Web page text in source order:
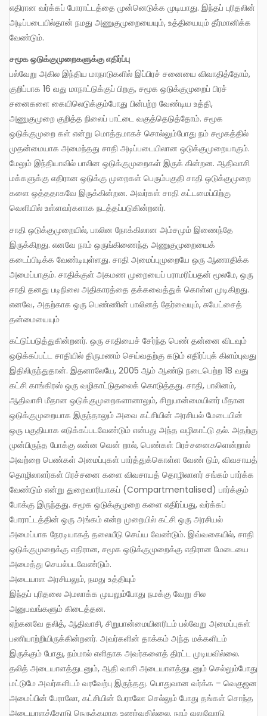
எதிரான வர்க்கப் போராட்டத்தை முன்னெடுக்க முடியாது. இந்தப் புரிதலின்
அடிப்படையில்தான் நமது அணுகுமுறையையும், உத்தியையும் தீர்மானிக்க
வேண்டும்.
சமூக ஒடுக்குமுறைகளுக்கு எதிர்ப்பு
பல்வேறு அகில இந்திய மாநாடுகளில் இப்பிரச் சனையை விவாதித்தோம்,
குறிப்பாக 16 வது மாநாட்டுக்குப் பிறகு, சமூக ஒடுக்குமுறைப் பிரச்
சனைகளை கையிலெடுக்கும்போது பின்பற்ற வேண்டிய உத்தி,
அணுகுமுறை குறித்த நிலைப் பாட்டை வகுத்தெடுத்தோம். சமூக
ஒடுக்குமுறை கள் என்று மொத்தமாகச் சொல்லும்போது நம் சமூகத்தில்
முதன்மையாக அமைந்தது சாதி அடிப்படையிலான ஒடுக்குமுறையாகும்.
மேலும் இந்தியாவில் பாலின ஒடுக்குமுறைகள் இருக் கின்றன. ஆதிவாசி
மக்களுக்கு எதிரான ஒடுக்கு முறைகள் பெரும்பகுதி சாதி ஒடுக்குமுறை
களை ஒத்ததாகவே இருக்கின்றன. அவர்கள் சாதி கட்டமைப்பிற்கு
வெளியில் உள்ளவர்களாக நடத்தப்படுகின்றனர்.
சாதி ஒடுக்குமுறையில், பாலின நோக்கிலான அம்சமும் இணைந்தே
இருக்கிறது. எனவே நாம் ஒருங்கிணைந்த அணுகுமுறையைக்
கடைப்பிடிக்க வேண்டியுள்ளது. சாதி அமைப்புமுறையே ஒரு ஆணாதிக்க
அமைப்பாகும். சாதிக்குள் அகமண முறையைப் பராமரிப்பதன் மூலமே, ஒரு
சாதி தனது படிநிலை அதிகாரத்தை தக்கவைத்துக் கொள்ள முடிகிறது.
எனவே, அதற்காக ஒரு பெண்ணின் பாலினத் தேர்வையும், சுயேட்சைத்
தன்மையையும்
கட்டுப்படுத்துகின்றனர். ஒரு சாதியைச் சேர்ந்த பெண் தன்னை விடவும்
ஒடுக்கப்பட்ட சாதியில் திருமணம் செய்வதற்கு கடும் எதிர்ப்புக் கிளம்புவது
இதிலிருந்துதான். இதனாலேயே, 2005 ஆம் ஆண்டு நடைபெற்ற 18 வது
கட்சி காங்கிரஸ் ஒரு வழிகாட்டுதலைக் கொடுத்தது. சாதி, பாலினம்,
ஆதிவாசி மீதான ஒடுக்குமுறைகளானாலும், சிறுபான்மையினர் மீதான
ஒடுக்குமுறையாக இருந்தாலும் அவை கட்சியின் அரசியல் மேடையின்
ஒரு பகுதியாக எடுக்கப்படவேண்டும் என்பது அந்த வழிகாட்டு தல். அதற்கு
முன்பிருந்த போக்கு என்ன வென் றால், பெண்கள் பிரச்சனைகளென்றால்
அவற்றை பெண்கள் அமைப்புகள் பார்த்துக்கொள்ள வேண் டும், விவசாயத்
தொழிலாளர்கள் பிரச்சனை களை விவசாயத் தொழிலாளர் சங்கம் பார்க்க
வேண்டும் என்று துறைவாரியாகப் (Compartmentalised) பார்க்கும்
போக்கு இருந்தது. சமூக ஒடுக்குமுறை களை எதிர்ப்பது, வர்க்கப்
போராட்டத்தின் ஒரு அங்கம் என்ற முறையில் கட்சி ஒரு அரசியல்
அமைப்பாக நேரடியாகத் தலையீடு செய்ய வேண்டும். இவ்வகையில், சாதி
ஒடுக்குமுறைக்கு எதிரான, சமூக ஒடுக்குமுறைக்கு எதிரான மேடையை
அமைத்து செயல்படவேண்டும்.
அடையாள அரசியலும், நமது உத்தியும்
இந்தப் புரிதலை அமலாக்க முயலும்போது நமக்கு வேறு சில
அனுபவங்களும் கிடைத்தன.
ஏற்கனவே தலித், ஆதிவாசி, சிறுபான்மையினரிடம் பல்வேறு அமைப்புகள்
பணியாற்றியிருக்கின்றனர். அவர்களின் தாக்கம் அந்த மக்களிடம்
இருக்கும் போது, நம்மால் எளிதாக அவர்களைத் திரட்ட முடியவில்லை.
தலித் அடையாளத்துடனும், ஆதி வாசி அடையாளத்துடனும் செல்லும்போது
மட்டுமே அவர்களிடம் வரவேற்பு இருந்தது. பொதுவான வர்க்க – வெகுஜன
அமைப்பின் பேராலோ, கட்சியின் பேராலோ செல்லும் போது தங்கள் சொந்த
அடையாளத்தோடு நெருக்கமாக உணர்வதில்லை. நாம் வலுவோடு